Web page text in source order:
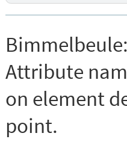
Bimmelbeule:
Attribute
on element
point.